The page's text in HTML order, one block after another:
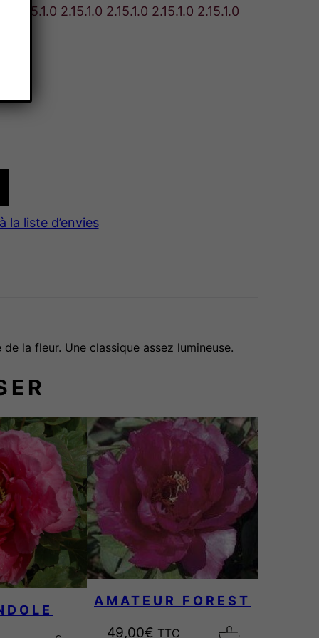
2.15.1.0 2.15.1.0 2.15.1.0 2.15.1.0
la liste d’envies
la fleur. Une classique assez lumineuse.
AMATEUR FOREST
49,00€ TTC